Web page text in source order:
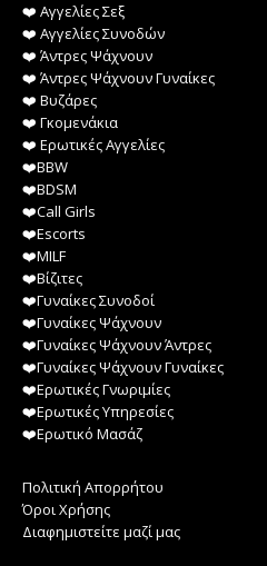
❤️️ Αγγελίες Σεξ
❤️️ Αγγελίες Συνοδών
❤️️ Άντρες Ψάχνουν
❤️️ Άντρες Ψάχνουν Γυναίκες
❤️️ Βυζάρες
❤️️ Γκομενάκια
❤️️ Ερωτικές Αγγελίες
❤️️BBW
❤️️BDSM
❤️️Call Girls
❤️️Escorts
❤️️MILF
❤️️Βίζιτες
❤️️Γυναίκες Συνοδοί
❤️️Γυναίκες Ψάχνουν
❤️️Γυναίκες Ψάχνουν Άντρες
❤️️Γυναίκες Ψάχνουν Γυναίκες
❤️️Ερωτικές Γνωριμίες
❤️️Ερωτικές Υπηρεσίες
❤️️Ερωτικό Μασάζ
Πολιτική Απορρήτου
Όροι Χρήσης
Διαφημιστείτε μαζί μας